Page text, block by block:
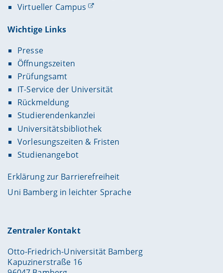
Virtueller Campus
Wichtige Links
Presse
Öffnungszeiten
Prüfungsamt
IT-Service der Universität
Rückmeldung
Studierendenkanzlei
Universitätsbibliothek
Vorlesungszeiten & Fristen
Studienangebot
Erklärung zur Barrierefreiheit
Uni Bamberg in leichter Sprache
Zentraler Kontakt
Otto-Friedrich-Universität Bamberg
Kapuzinerstraße 16